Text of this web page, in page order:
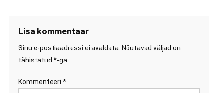
Lisa kommentaar
Sinu e-postiaadressi ei avaldata. Nõutavad väljad on
tähistatud *-ga
Kommenteeri *